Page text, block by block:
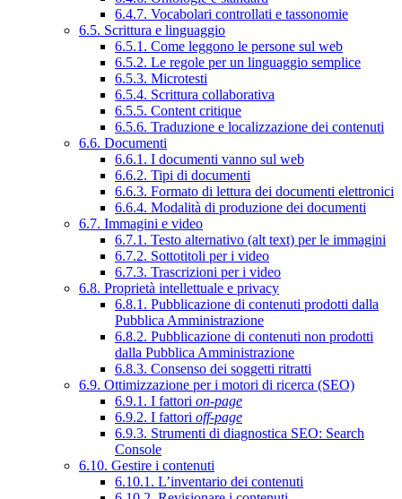
6.4.7. Vocabolari controllati e tassonomie
6.5. Scrittura e linguaggio
6.5.1. Come leggono le persone sul web
6.5.2. Le regole per un linguaggio semplice
6.5.3. Microtesti
6.5.4. Scrittura collaborativa
6.5.5. Content critique
6.5.6. Traduzione e localizzazione dei contenuti
6.6. Documenti
6.6.1. I documenti vanno sul web
6.6.2. Tipi di documenti
6.6.3. Formato di lettura dei documenti elettronici
6.6.4. Modalità di produzione dei documenti
6.7. Immagini e video
6.7.1. Testo alternativo (alt text) per le immagini
6.7.2. Sottotitoli per i video
6.7.3. Trascrizioni per i video
6.8. Proprietà intellettuale e privacy
6.8.1. Pubblicazione di contenuti prodotti dalla
Pubblica Amministrazione
6.8.2. Pubblicazione di contenuti non prodotti
dalla Pubblica Amministrazione
6.8.3. Consenso dei soggetti ritratti
6.9. Ottimizzazione per i motori di ricerca (SEO)
6.9.1. I fattori on-page
6.9.2. I fattori off-page
6.9.3. Strumenti di diagnostica SEO: Search
Console
6.10. Gestire i contenuti
6.10.1. L’inventario dei contenuti